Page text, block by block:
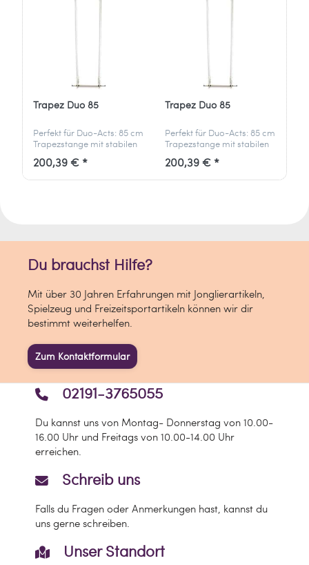
Trapez Duo 85
Perfekt für Duo-Acts: 85 cm
Trapezstange mit stabilen
Karabinern – bereit für
200,39 € *
Trapez Duo 85
Perfekt für Duo-Acts: 85 cm
Trapezstange mit stabilen
Karabinern – bereit für
200,39 € *
Du brauchst Hilfe?
Mit über 30 Jahren Erfahrungen mit Jonglierartikeln,
Spielzeug und Freizeitsportartikeln können wir dir
bestimmt weiterhelfen.
Zum Kontaktformular
Schreib uns
Falls du Fragen oder Anmerkungen hast, kannst du
uns gerne schreiben.
02191-3765055
Du kannst uns von Montag- Donnerstag von 10.00-
16.00 Uhr und Freitags von 10.00-14.00 Uhr
erreichen.
Unser Standort